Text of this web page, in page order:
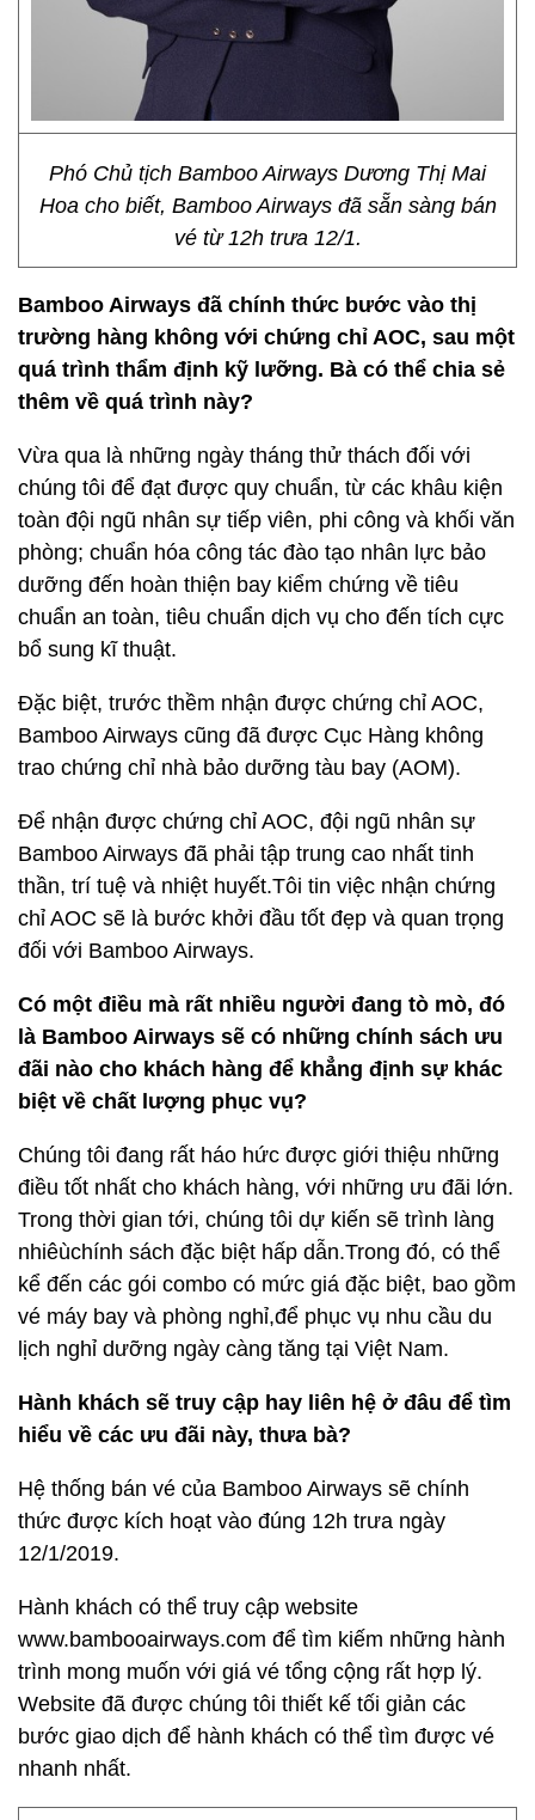
Phó Chủ tịch Bamboo Airways Dương Thị Mai
Hoa cho biết, Bamboo Airways đã sẵn sàng bán
vé từ 12h trưa 12/1.
Bamboo Airways đã chính thức bước vào thị
trường hàng không với chứng chỉ AOC, sau một
quá trình thẩm định kỹ lưỡng. Bà có thể chia sẻ
thêm về quá trình này?
Vừa qua là những ngày tháng thử thách đối với
chúng tôi để đạt được quy chuẩn, từ các khâu kiện
toàn đội ngũ nhân sự tiếp viên, phi công và khối văn
phòng; chuẩn hóa công tác đào tạo nhân lực bảo
dưỡng đến hoàn thiện bay kiểm chứng về tiêu
chuẩn an toàn, tiêu chuẩn dịch vụ cho đến tích cực
bổ sung kĩ thuật.
Đặc biệt, trước thềm nhận được chứng chỉ AOC,
Bamboo Airways cũng đã được Cục Hàng không
trao chứng chỉ nhà bảo dưỡng tàu bay (AOM).
Để nhận được chứng chỉ AOC, đội ngũ nhân sự
Bamboo Airways đã phải tập trung cao nhất tinh
thần, trí tuệ và nhiệt huyết.Tôi tin việc nhận chứng
chỉ AOC sẽ là bước khởi đầu tốt đẹp và quan trọng
đối với Bamboo Airways.
Có một điều mà rất nhiều người đang tò mò, đó
là Bamboo Airways sẽ có những chính sách ưu
đãi nào cho khách hàng để khẳng định sự khác
biệt về chất lượng phục vụ?
Chúng tôi đang rất háo hức được giới thiệu những
điều tốt nhất cho khách hàng, với những ưu đãi lớn.
Trong thời gian tới, chúng tôi dự kiến sẽ trình làng
nhiêùchính sách đặc biệt hấp dẫn.Trong đó, có thể
kể đến các gói combo có mức giá đặc biệt, bao gồm
vé máy bay và phòng nghỉ,để phục vụ nhu cầu du
lịch nghỉ dưỡng ngày càng tăng tại Việt Nam.
Hành khách sẽ truy cập hay liên hệ ở đâu để tìm
hiểu về các ưu đãi này, thưa bà?
Hệ thống bán vé của Bamboo Airways sẽ chính
thức được kích hoạt vào đúng 12h trưa ngày
12/1/2019.
Hành khách có thể truy cập website
www.bambooairways.com để tìm kiếm những hành
trình mong muốn với giá vé tổng cộng rất hợp lý.
Website đã được chúng tôi thiết kế tối giản các
bước giao dịch để hành khách có thể tìm được vé
nhanh nhất.